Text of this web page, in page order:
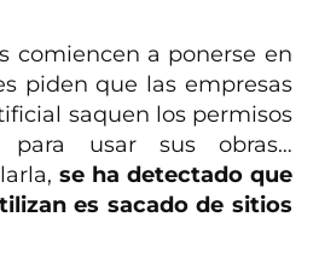
comiencen a ponerse en
piden que las empresas
saquen los permisos
para usar sus obras…
se ha detectado que
es sacado de sitios